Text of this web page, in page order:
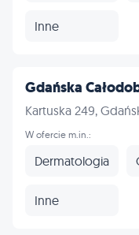
Inne
Gdańska
Kartuska 249,
W ofercie m.in.:
Dermatologia
Inne